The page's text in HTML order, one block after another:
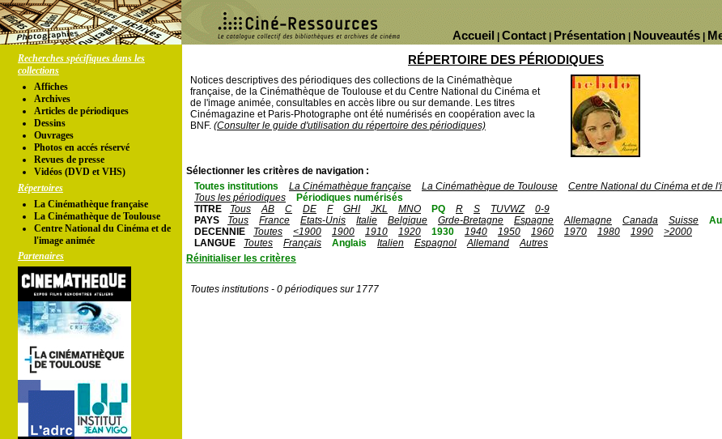
Nouveautés
Présentation
Contact
Accueil
Recherches spécifiques dans les
collections
Affiches
Archives
Articles de périodiques
Dessins
Ouvrages
Photos en accés réservé
Revues de presse
Vidéos (DVD et VHS)
Répertoires
La Cinémathèque française
La Cinémathèque de Toulouse
Centre National du Cinéma et de
l'image animée
Partenaires
RÉPERTOIRE DES PÉRIODIQUES
Notices descriptives des périodiques des collections de la Cinémathèque
française, de la Cinémathèque de Toulouse et du Centre National du Cinéma et
de l'image animée, consultables en accès libre ou sur demande. Les titres
Cinémagazine et Paris-Photographe ont été numérisés en coopération avec la
BNF. (Consulter le guide d'utilisation du répertoire des périodiques)
Sélectionner les critères de navigation :
Toutes institutions
La Cinémathèque française La Cinémathèque de Toulouse
Centre National du Cinéma et de
Tous les périodiques
Périodiques numérisés
TITRE
Tous AB C DE F GHI JKL MNO PQ R S TUVWZ
0-9
PAYS
Tous France Etats-Unis Italie Belgique Grde-Bretagne Espagne Allemagne Canada Suisse
DECENNIE
Toutes <1900 1900 1910 1920 1930 1940 1950 1960 1970 1980 1990
>2000
LANGUE
Toutes Français Anglais Italien Espagnol Allemand
Autres
Réinitialiser les critères
Toutes institutions - 0 périodiques sur 1777